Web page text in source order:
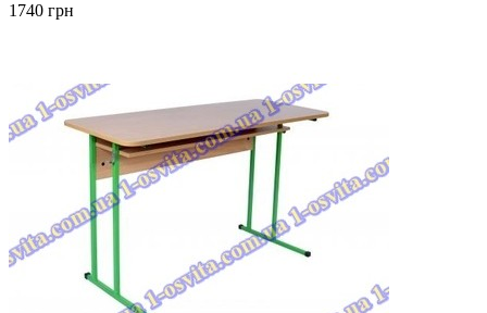
1740 грн